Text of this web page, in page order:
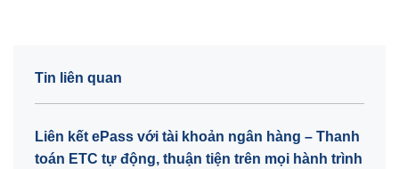
Tin liên quan
Liên kết ePass với tài khoản ngân hàng – Thanh
toán ETC tự động, thuận tiện trên mọi hành trình